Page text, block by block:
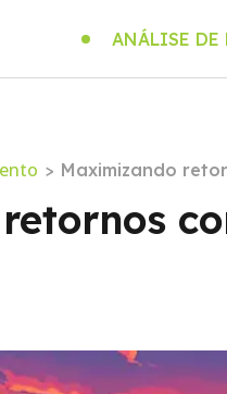
ANÁLISE DE
> Maximizando